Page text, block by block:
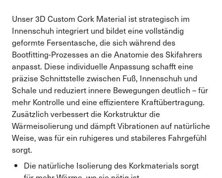
Unser 3D Custom Cork Material ist strategisch im
Innenschuh integriert und bildet eine vollständig
geformte Fersentasche, die sich während des
Bootfitting-Prozesses an die Anatomie des Skifahrers
anpasst. Diese individuelle Anpassung schafft eine
präzise Schnittstelle zwischen Fuß, Innenschuh und
Schale und reduziert innere Bewegungen deutlich – für
mehr Kontrolle und eine effizientere Kraftübertragung.
Zusätzlich verbessert die Korkstruktur die
Wärmeisolierung und dämpft Vibrationen auf natürliche
Weise, was für ein ruhigeres und stabileres Fahrgefühl
sorgt.
Die natürliche Isolierung des Korkmaterials sorgt